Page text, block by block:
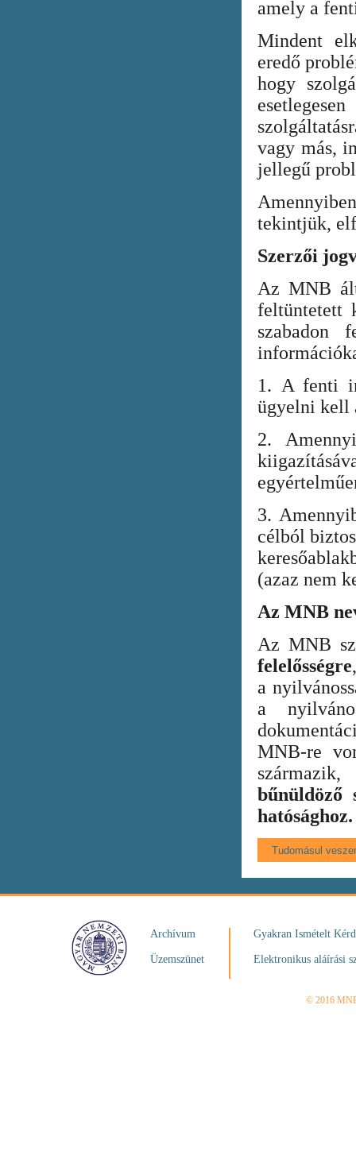
amely a
Mindent
eredő
hogy
vagy más,
jellegű
tekintjük,
Szerzői
Az MNB
feltüntetett
szabadon
1. A fenti
ügyelni kell
2.
3.
célból
(azaz nem
Az MNB
Az MNB
felelősségre
a
a
MNB-re
bűnüldöző
hatósághoz.
Archívum
Üzemszünet
Gyakran Ismételt
Elektronikus aláírási
© 2016